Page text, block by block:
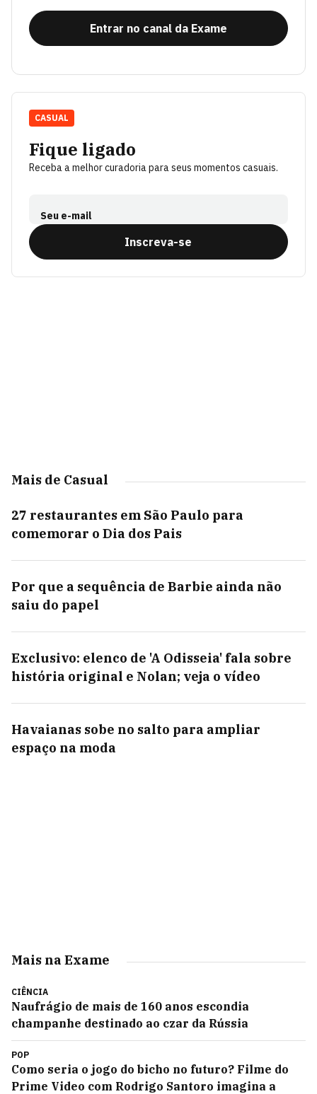
Entrar no canal da Exame
Fique ligado
Receba a melhor curadoria para seus momentos casuais.
Seu e-mail
Inscreva-se
CASUAL
Mais de Casual
27 restaurantes em São Paulo para
comemorar o Dia dos Pais
Por que a sequência de Barbie ainda não
saiu do papel
Exclusivo: elenco de 'A Odisseia' fala sobre
história original e Nolan; veja o vídeo
Havaianas sobe no salto para ampliar
espaço na moda
Mais na Exame
CIÊNCIA
Naufrágio de mais de 160 anos escondia
champanhe destinado ao czar da Rússia
POP
Como seria o jogo do bicho no futuro? Filme do
Prime Video com Rodrigo Santoro imagina a